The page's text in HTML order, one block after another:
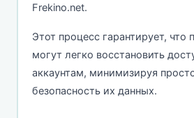
Frekino.net.
Этот процесс гарантирует, что
могут легко восстановить
аккаунтам, минимизируя
безопасность их данных.